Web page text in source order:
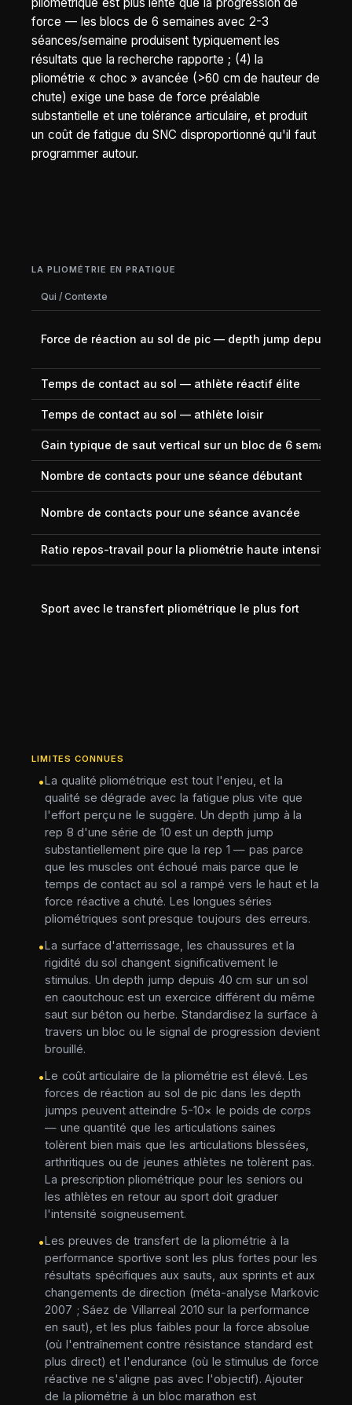
force — les blocs de 6 semaines avec 2-3
séances/semaine produisent typiquement les
résultats que la recherche rapporte ; (4) la
pliométrie « choc » avancée (>60 cm de hauteur de
chute) exige une base de force préalable
substantielle et une tolérance articulaire, et produit
un coût de fatigue du SNC disproportionné qu'il faut
programmer autour.
LA PLIOMÉTRIE EN PRATIQUE
Qui / Contexte
Force de réaction au sol de pic — depth jump depuis 50
Temps de contact au sol — athlète réactif élite
Temps de contact au sol — athlète loisir
Gain typique de saut vertical sur un bloc de 6 semaines
Nombre de contacts pour une séance débutant
Nombre de contacts pour une séance avancée
Ratio repos-travail pour la pliométrie haute intensité
Sport avec le transfert pliométrique le plus fort
LIMITES CONNUES
•La qualité pliométrique est tout l'enjeu, et la
qualité se dégrade avec la fatigue plus vite que
l'effort perçu ne le suggère. Un depth jump à la
rep 8 d'une série de 10 est un depth jump
substantiellement pire que la rep 1 — pas parce
que les muscles ont échoué mais parce que le
temps de contact au sol a rampé vers le haut et la
force réactive a chuté. Les longues séries
pliométriques sont presque toujours des erreurs.
•La surface d'atterrissage, les chaussures et la
rigidité du sol changent significativement le
stimulus. Un depth jump depuis 40 cm sur un sol
en caoutchouc est un exercice différent du même
saut sur béton ou herbe. Standardisez la surface à
travers un bloc ou le signal de progression devient
brouillé.
•Le coût articulaire de la pliométrie est élevé. Les
forces de réaction au sol de pic dans les depth
jumps peuvent atteindre 5-10× le poids de corps
— une quantité que les articulations saines
tolèrent bien mais que les articulations blessées,
arthritiques ou de jeunes athlètes ne tolèrent pas.
La prescription pliométrique pour les seniors ou
les athlètes en retour au sport doit graduer
l'intensité soigneusement.
•Les preuves de transfert de la pliométrie à la
performance sportive sont les plus fortes pour les
résultats spécifiques aux sauts, aux sprints et aux
changements de direction (méta-analyse Markovic
2007 ; Sáez de Villarreal 2010 sur la performance
en saut), et les plus faibles pour la force absolue
(où l'entraînement contre résistance standard est
plus direct) et l'endurance (où le stimulus de force
réactive ne s'aligne pas avec l'objectif). Ajouter
de la pliométrie à un bloc marathon est